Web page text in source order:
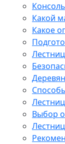
Какой
Какое
Выбор